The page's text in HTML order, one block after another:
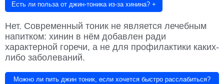
Есть ли польза от джин-тоника из-за хинина? +
Нет. Современный тоник не является лечебным
напитком: хинин в нём добавлен ради
характерной горечи, а не для профилактики каких-
либо заболеваний.
Можно ли пить джин тоник, если хочется быстро расслабиться?